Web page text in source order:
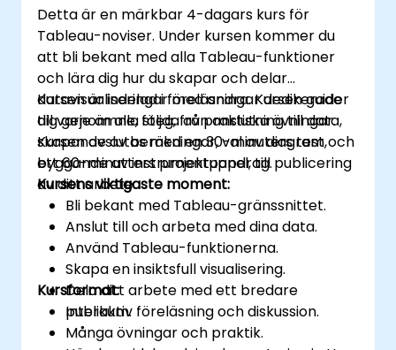
Detta är en märkbar 4-dagars kurs för
Tableau-noviser. Under kursen kommer du
att bli bekant med alla Tableau-funktioner
och lära dig hur du skapar och delar
datavisualiseringar med andra. Kursen guider
dig genom alla steg, från anslutning till data,
skapande av beräkningar, val av diagram,
byggande av instrumentpanel, till publicering
av ditt arbete.
Kursen är indelad i föreläsningar dedikerade
till varje ämne, följda av praktiska övningar.
Kursen avslutas med en 30-minuters test och
ett 60-minutters projektuppdrag.
Kursens viktigaste moment:
Bli bekant med Tableau-gränssnittet.
Anslut till och arbeta med dina data.
Använd Tableau-funktionerna.
Skapa en insiktsfull visualisering.
Dela ditt arbete med ett bredare
publikum.
Kursformat:
Interaktiv föreläsning och diskussion.
Många övningar och praktik.